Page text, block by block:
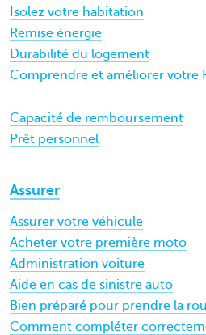
Isolez votre habitation
Remise énergie
Durabilité du logement
Comprendre et améliorer votre
Capacité de remboursement
Prêt personnel
Assurer
Assurer votre véhicule
Acheter votre première moto
Administration voiture
Aide en cas de sinistre auto
Bien préparé pour prendre la
Comment compléter